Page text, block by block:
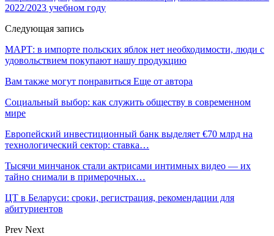
2022/2023 учебном году
Следующая запись
МАРТ: в импорте польских яблок нет необходимости, люди с
удовольствием покупают нашу продукцию
Вам также могут понравиться Еще от автора
Социальный выбор: как служить обществу в современном
мире
Европейский инвестиционный банк выделяет €70 млрд на
технологический сектор: ставка…
Тысячи минчанок стали актрисами интимных видео — их
тайно снимали в примерочных…
ЦТ в Беларуси: сроки, регистрация, рекомендации для
абитуриентов
Prev Next